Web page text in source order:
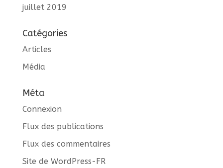
juillet 2019
Catégories
Articles
Média
Méta
Connexion
Flux des publications
Flux des commentaires
Site de WordPress-FR